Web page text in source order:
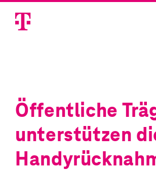
content
Handy spenden
Projekte
Öffentliche
unterstützen